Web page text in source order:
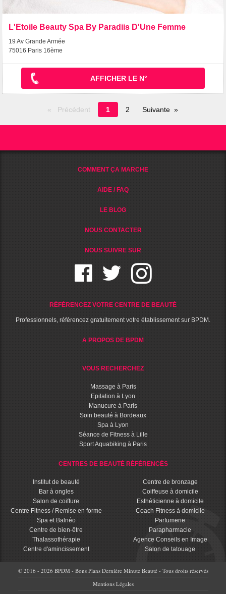
L'Etoile Beauty Spa By Paradiis D'Une Femme
19 Av Grande Armée
75016 Paris 16ème
AFFICHER LE N°
Précédent
Page
en
1 2 Suivante
COMMENT ÇA MARCHE
AIDE / FAQ
LE BLOG
NOUS CONTACTER
NOUS SUIVRE SUR
RÉFÉRENCEZ VOTRE CENTRE DE BEAUTÉ
Professionnels, référencez gratuitement votre établissement sur BPDM.
A PROPOS DE BPDM
VOUS RECHERCHEZ
Massage à Paris
Epilation à Lyon
Manucure à Paris
Soin beauté à Bordeaux
Spa à Lyon
Séance de Fitness à Lille
Sport Aquabiking à Paris
CENTRES DE BEAUTÉ RÉFÉRENCÉS
Institut de beauté
Bar à ongles
Salon de coiffure
Centre Fitness / Remise en forme
Spa et Balnéo
Centre de bien-être
Thalassothérapie
Centre d'amincissement
Centre de bronzage
Coiffeuse à domicile
Esthéticienne à domicile
Coach Fitness à domicile
Parfumerie
Parapharmacie
Agence Conseils en Image
Salon de tatouage
© 2016 - 2026 BPDM - Bons Plans Dernière Minute Beauté - Tous droits réservés
Mentions Légales